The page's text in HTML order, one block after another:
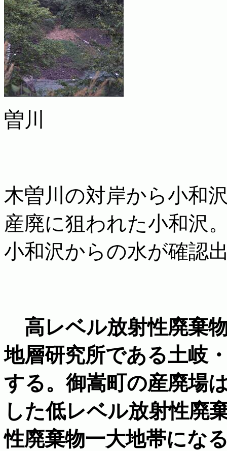
曽川
木曽川の対岸から小和
産廃に狙われた小和沢
小和沢からの水が確認
高レベル放射性廃棄
地層研究所である土岐
する。御嵩町の産廃場
した低レベル放射性廃
性廃棄物一大地帯にな